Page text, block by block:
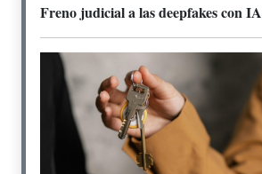
Freno judicial a las deepfakes con IA